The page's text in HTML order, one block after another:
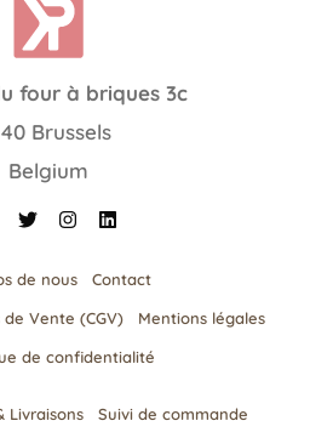
four à briques 3c
Brussels
Belgium
de nous
Contact
Vente (CGV)
Mentions légales
de confidentialité
Livraisons​
Suivi de commande